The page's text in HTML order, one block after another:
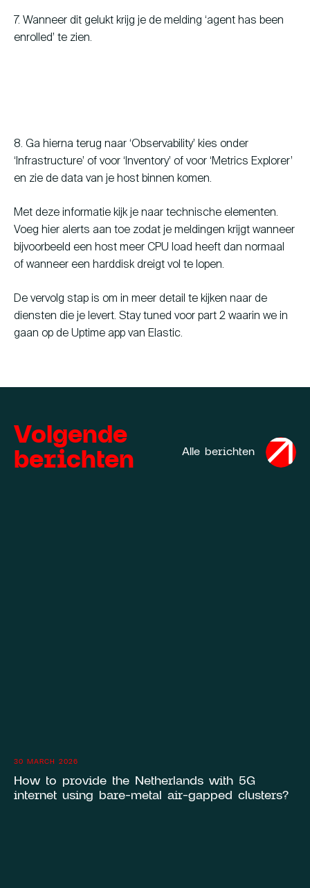
7. Wanneer dit gelukt krijg je de melding ‘agent has been
enrolled’ te zien.
8. Ga hierna terug naar ‘Observability’ kies onder
‘Infrastructure’ of voor ‘Inventory’ of voor ‘Metrics Explorer’
en zie de data van je host binnen komen.
Met deze informatie kijk je naar technische elementen.
Voeg hier alerts aan toe zodat je meldingen krijgt wanneer
bijvoorbeeld een host meer CPU load heeft dan normaal
of wanneer een harddisk dreigt vol te lopen.
De vervolg stap is om in meer detail te kijken naar de
diensten die je levert. Stay tuned voor part 2 waarin we in
gaan op de Uptime app van Elastic.
Volgende
berichten
Alle berichten
30 MARCH 2026
How to provide the Netherlands with 5G
internet using bare-metal air-gapped clusters?